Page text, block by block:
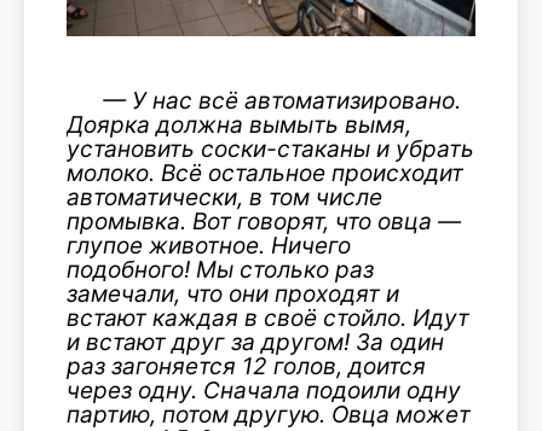
— У нас всё автоматизировано.
Доярка должна вымыть вымя,
установить соски-стаканы и убрать
молоко. Всё остальное происходит
автоматически, в том числе
промывка. Вот говорят, что овца —
глупое животное. Ничего
подобного! Мы столько раз
замечали, что они проходят и
встают каждая в своё стойло. Идут
и встают друг за другом! За один
раз загоняется 12 голов, доится
через одну. Сначала подоили одну
партию, потом другую. Овца может